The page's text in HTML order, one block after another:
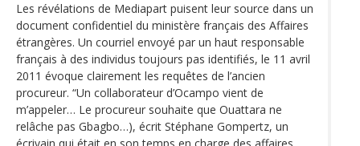
Les révélations de Mediapart puisent leur source dans un
document confidentiel du ministère français des Affaires
étrangères. Un courriel envoyé par un haut responsable
français à des individus toujours pas identifiés, le 11 avril
2011 évoque clairement les requêtes de l’ancien
procureur. “Un collaborateur d’Ocampo vient de
m’appeler… Le procureur souhaite que Ouattara ne
relâche pas Gbagbo…), écrit Stéphane Gompertz, un